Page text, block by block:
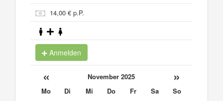
14,00 € p.P.
Anmelden
« November 2025 »
Mo Di Mi Do Fr Sa
So